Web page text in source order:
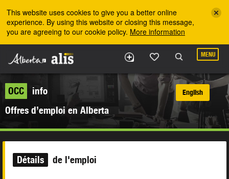
This website uses cookies to give you a better online
experience. By using this website or closing this message,
you are agreeing to our cookie policy. More information
MENU
OCC
info
Offres d’emploi en Alberta
English
Détails de l'emploi